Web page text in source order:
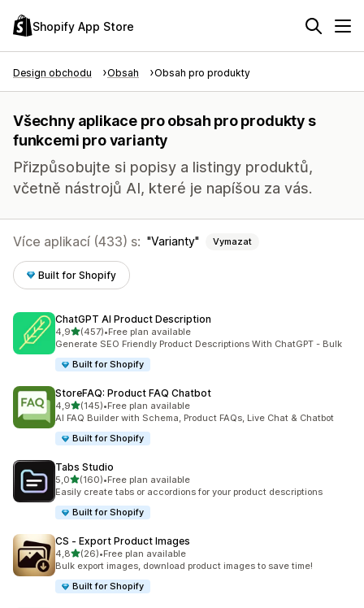
Shopify App Store
Design obchodu Obsah Obsah pro produkty
Všechny aplikace pro obsah pro produkty s
funkcemi pro varianty
Přizpůsobujte si popisy a listingy produktů,
včetně nástrojů AI, které je napíšou za vás.
Více aplikací (433) s: Varianty Vymazat
Built for Shopify
ChatGPT AI Product Description
4,9z 5 hvězd
(457)
Celkový počet recenzí: 457
•Free plan available
Generate SEO Friendly Product Descriptions With ChatGPT - Bulk
Built for Shopify
StoreFAQ: Product FAQ Chatbot
4,9z 5 hvězd
(145)
Celkový počet recenzí: 145
•Free plan available
AI FAQ Builder with Schema, Product FAQs, Live Chat & Chatbot
Built for Shopify
Tabs Studio
5,0z 5 hvězd
(160)
Celkový počet recenzí: 160
•Free plan available
Easily create tabs or accordions for your product descriptions
Built for Shopify
CS ‑ Export Product Images
4,8z 5 hvězd
(26)
Celkový počet recenzí: 26
•Free plan available
Bulk export images, download product images to save time!
Built for Shopify